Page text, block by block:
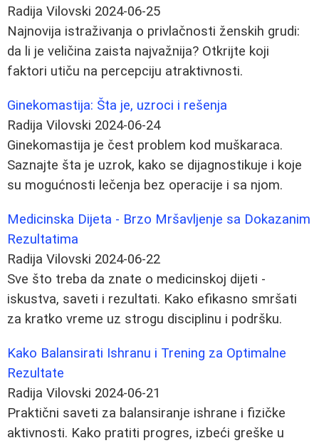
Radija Vilovski 2024-06-25
Najnovija istraživanja o privlačnosti ženskih grudi:
da li je veličina zaista najvažnija? Otkrijte koji
faktori utiču na percepciju atraktivnosti.
Ginekomastija: Šta je, uzroci i rešenja
Radija Vilovski 2024-06-24
Ginekomastija je čest problem kod muškaraca.
Saznajte šta je uzrok, kako se dijagnostikuje i koje
su mogućnosti lečenja bez operacije i sa njom.
Medicinska Dijeta - Brzo Mršavljenje sa Dokazanim
Rezultatima
Radija Vilovski 2024-06-22
Sve što treba da znate o medicinskoj dijeti -
iskustva, saveti i rezultati. Kako efikasno smršati
za kratko vreme uz strogu disciplinu i podršku.
Kako Balansirati Ishranu i Trening za Optimalne
Rezultate
Radija Vilovski 2024-06-21
Praktični saveti za balansiranje ishrane i fizičke
aktivnosti. Kako pratiti progres, izbeći greške u